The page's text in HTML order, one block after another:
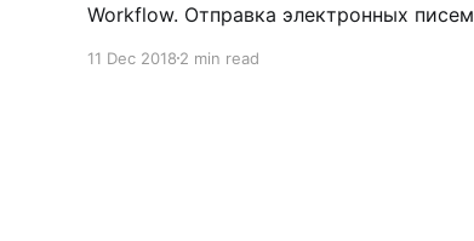
Workflow. Отправка электронных писем
11 Dec 2018 2 min read